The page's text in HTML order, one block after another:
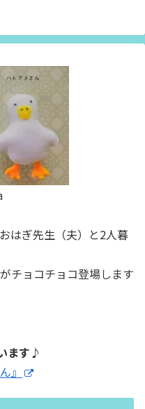
はぎ先生（夫）と2人暮
チョコチョコ登場します
ます♪
』